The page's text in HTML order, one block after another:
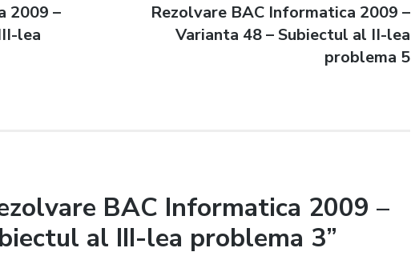
2009 –
lea
Next
post:
Rezolvare BAC Informatica 2009 –
Varianta 48 – Subiectul al II-lea
problema 5
BAC Informatica 2009 –
al III-lea problema 3”